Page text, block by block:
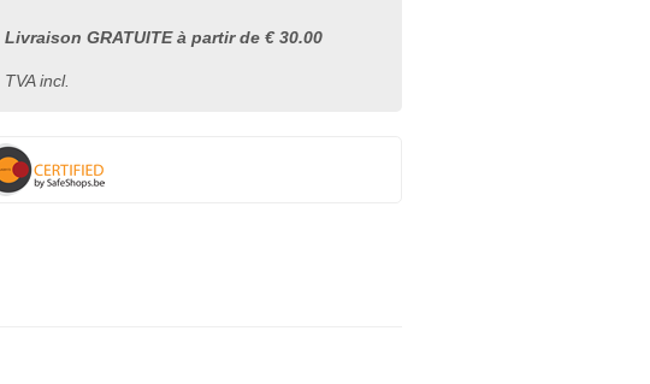
Livraison GRATUITE à partir de € 30.00
TVA incl.